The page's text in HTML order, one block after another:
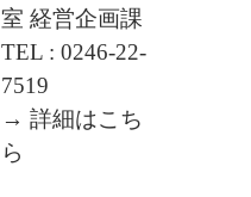
室 経営企画課
TEL : 0246-22-
7519
→ 詳細はこち
ら